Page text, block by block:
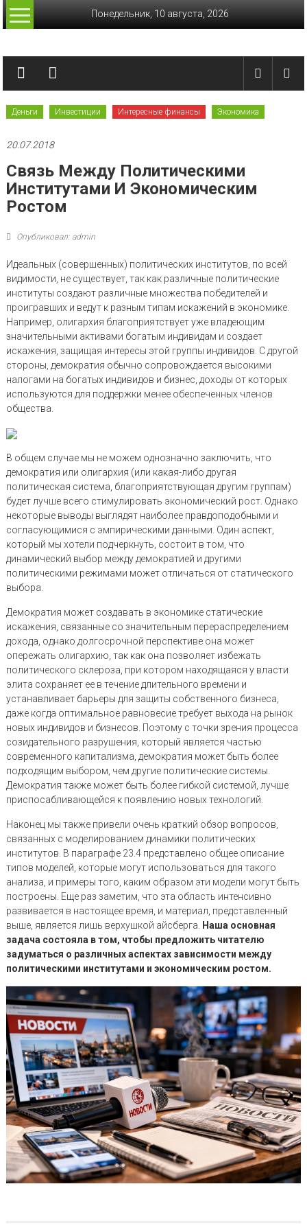
Перейти
Понедельник, 10 августа, 2026
Лучшие
финансы
Актуальные
финансовые
сводки
Деньги Инвестиции Интересные финансы Экономика
20.07.2018
Связь Между Политическими
Институтами И Экономическим
Ростом
Опубликовал: admin
Идеальных (совершенных) политических институтов, по всей
видимости, не существует, так как различные политические
институты создают различные множества победителей и
проигравших и ведут к разным типам искажений в экономике.
Например, олигархия благоприятствует уже владеющим
значительными активами богатым индивидам и создает
искажения, защищая интересы этой группы индивидов. С другой
стороны, демократия обычно сопровождается высокими
налогами на богатых индивидов и бизнес, доходы от которых
используются для поддержки менее обеспеченных членов
общества.
В общем случае мы не можем однозначно заключить, что
демократия или олигархия (или какая-либо другая
политическая система, благоприятствующая другим группам)
будет лучше всего стимулировать экономический рост. Однако
некоторые выводы выглядят наиболее правдоподобными и
согласующимися с эмпирическими данными. Один аспект,
который мы хотели подчеркнуть, состоит в том, что
динамический выбор между демократией и другими
политическими режимами может отличаться от статического
выбора.
Демократия может создавать в экономике статические
искажения, связанные со значительным перераспределением
дохода, однако долгосрочной перспективе она может
опережать олигархию, так как она позволяет избежать
политического склероза, при котором находящаяся у власти
элита сохраняет ее в течение длительного времени и
устанавливает барьеры для защиты собственного бизнеса,
даже когда оптимальное равновесие требует выхода на рынок
новых индивидов и бизнесов. Поэтому с точки зрения процесса
созидательного разрушения, который является частью
современного капитализма, демократия может быть более
подходящим выбором, чем другие политические системы.
Демократия также может быть более гибкой системой, лучше
приспосабливающейся к появлению новых технологий.
Наконец мы также привели очень краткий обзор вопросов,
связанных с моделированием динамики политических
институтов. В параграфе 23.4 представлено общее описание
типов моделей, которые могут использоваться для такого
анализа, и примеры того, каким образом эти модели могут быть
построены. Еще раз заметим, что эта область интенсивно
развивается в настоящее время, и материал, представленный
выше, является лишь верхушкой айсберга.
Наша основная
задача состояла в том, чтобы предложить читателю
задуматься о различных аспектах зависимости между
политическими институтами и экономическим ростом.